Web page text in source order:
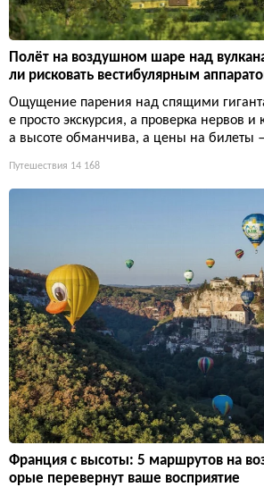
Полёт на воздушном шаре над
ли рисковать вестибулярным
Ощущение парения над спящими
е просто экскурсия, а проверка нервов
а высоте обманчива, а цены на билеты
Путешествия 14 168
Франция с высоты: 5 маршрутов на
орые перевернут ваше восприятие